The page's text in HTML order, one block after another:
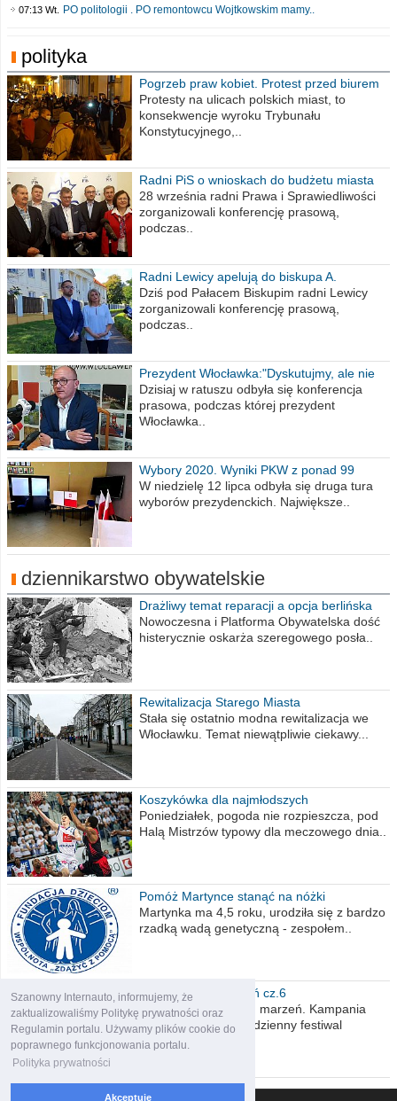
Szanowny Internauto, informujemy, że
zaktualizowaliśmy Politykę prywatności oraz
Regulamin portalu. Używamy plików cookie do
poprawnego funkcjonowania portalu.
Polityka prywatności
Akceptuję
07:13 Wt. PO politologii . PO remontowcu Wojtkowskim mamy..
polityka
Pogrzeb praw kobiet. Protest przed biurem
poselskim PiS
Protesty na ulicach polskich miast, to
konsekwencje wyroku Trybunału
Konstytucyjnego,..
Radni PiS o wnioskach do budżetu miasta
na 2021 rok
28 września radni Prawa i Sprawiedliwości
zorganizowali konferencję prasową,
podczas..
Radni Lewicy apelują do biskupa A.
Wiesława Meringa
Dziś pod Pałacem Biskupim radni Lewicy
zorganizowali konferencję prasową,
podczas..
Prezydent Włocławka:"Dyskutujmy, ale nie
obrażajmy się”
Dzisiaj w ratuszu odbyła się konferencja
prasowa, podczas której prezydent
Włocławka..
Wybory 2020. Wyniki PKW z ponad 99
procent obwodów
W niedzielę 12 lipca odbyła się druga tura
wyborów prezydenckich. Największe..
dziennikarstwo obywatelskie
Drażliwy temat reparacji a opcja berlińska
Nowoczesna i Platforma Obywatelska dość
histerycznie oskarża szeregowego posła..
Rewitalizacja Starego Miasta
Stała się ostatnio modna rewitalizacja we
Włocławku. Temat niewątpliwie ciekawy...
Koszykówka dla najmłodszych
Poniedziałek, pogoda nie rozpieszcza, pod
Halą Mistrzów typowy dla meczowego dnia..
Pomóż Martynce stanąć na nóżki
Martynka ma 4,5 roku, urodziła się z bardzo
rzadką wadą genetyczną - zespołem..
Polska moich marzeń cz.6
Nadszedł kres moich marzeń. Kampania
wyborcza czyli niecodzienny festiwal
obietnic,..